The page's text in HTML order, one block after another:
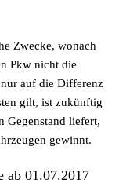
Zwecke, wonach
Pkw nicht die
auf die Differenz
gilt, ist zukünftig
Gegenstand liefert,
gewinnt.
ab 01.07.2017